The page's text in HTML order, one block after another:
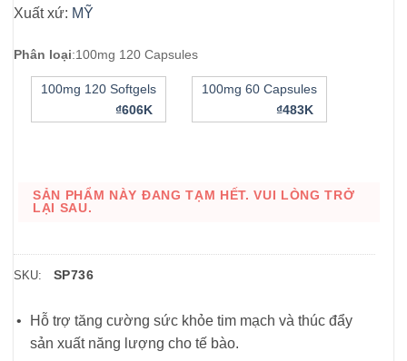
Xuất xứ: MỸ
Phân loại:100mg 120 Capsules
100mg 120 Softgels
₫606K
100mg 60 Capsules
₫483K
SẢN PHẨM NÀY ĐANG TẠM HẾT. VUI LÒNG TRỞ
LẠI SAU.
SKU: SP736
Hỗ trợ tăng cường sức khỏe tim mạch và thúc đẩy
sản xuất năng lượng cho tế bào.